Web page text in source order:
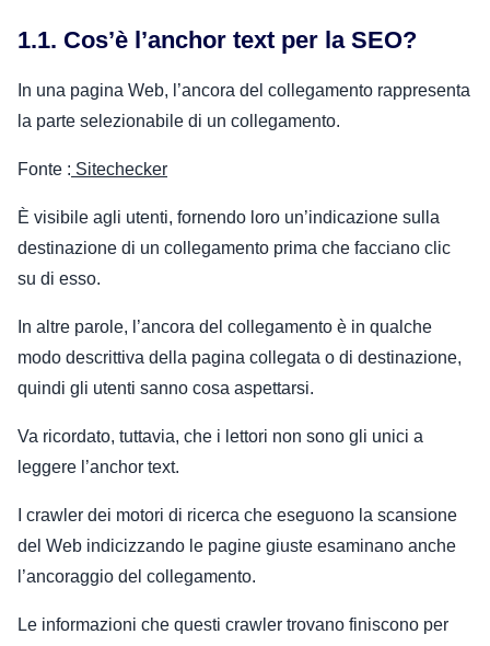
1.1. Cos’è l’anchor text per la SEO?
In una pagina Web, l’ancora del collegamento rappresenta
la parte selezionabile di un collegamento.
Fonte : Sitechecker
È visibile agli utenti, fornendo loro un’indicazione sulla
destinazione di un collegamento prima che facciano clic
su di esso.
In altre parole, l’ancora del collegamento è in qualche
modo descrittiva della pagina collegata o di destinazione,
quindi gli utenti sanno cosa aspettarsi.
Va ricordato, tuttavia, che i lettori non sono gli unici a
leggere l’anchor text.
I crawler dei motori di ricerca che eseguono la scansione
del Web indicizzando le pagine giuste esaminano anche
l’ancoraggio del collegamento.
Le informazioni che questi crawler trovano finiscono per